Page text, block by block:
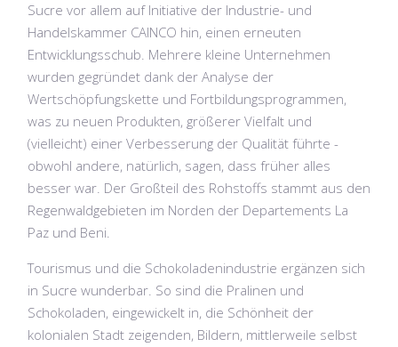
Sucre vor allem auf Initiative der Industrie- und
Handelskammer CAINCO hin, einen erneuten
Entwicklungsschub. Mehrere kleine Unternehmen
wurden gegründet dank der Analyse der
Wertschöpfungskette und Fortbildungsprogrammen,
was zu neuen Produkten, größerer Vielfalt und
(vielleicht) einer Verbesserung der Qualität führte -
obwohl andere, natürlich, sagen, dass früher alles
besser war. Der Großteil des Rohstoffs stammt aus den
Regenwaldgebieten im Norden der Departements La
Paz und Beni.
Tourismus und die Schokoladenindustrie ergänzen sich
in Sucre wunderbar. So sind die Pralinen und
Schokoladen, eingewickelt in, die Schönheit der
kolonialen Stadt zeigenden, Bildern, mittlerweile selbst